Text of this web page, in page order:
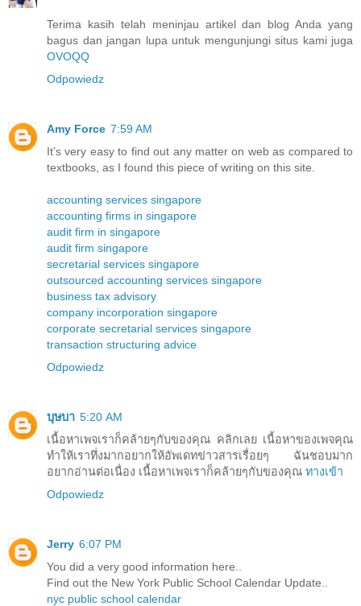
Terima kasih telah meninjau artikel dan blog Anda yang
bagus dan jangan lupa untuk mengunjungi situs kami juga
OVOQQ
Odpowiedz
Amy Force 7:59 AM
It’s very easy to find out any matter on web as compared to
textbooks, as I found this piece of writing on this site.
accounting services singapore
accounting firms in singapore
audit firm in singapore
audit firm singapore
secretarial services singapore
outsourced accounting services singapore
business tax advisory
company incorporation singapore
corporate secretarial services singapore
transaction structuring advice
Odpowiedz
บุษบา 5:20 AM
เนื้อหาเพจเราก็คล้ายๆกับของคุณ คลิกเลย เนื้อหาของเพจคุณ
ทำให้เราทึ่งมากอยากให้อัพเดทข่าวสารเรื่อยๆ ฉันชอบมาก
อยากอ่านต่อเนื่อง เนื้อหาเพจเราก็คล้ายๆกับของคุณ ทางเข้า
Odpowiedz
Jerry 6:07 PM
You did a very good information here..
Find out the New York Public School Calendar Update..
nyc public school calendar